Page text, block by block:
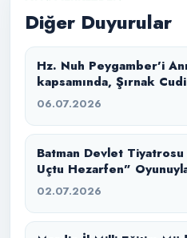
Diğer Duyurular
Hz. Nuh Peygamber’i
kapsamında, Şırnak
Alanı’nda “Büyük Tufan”
06.07.2026
Batman Devlet
Uçtu Hezarfen”
Buluştuk.
02.07.2026